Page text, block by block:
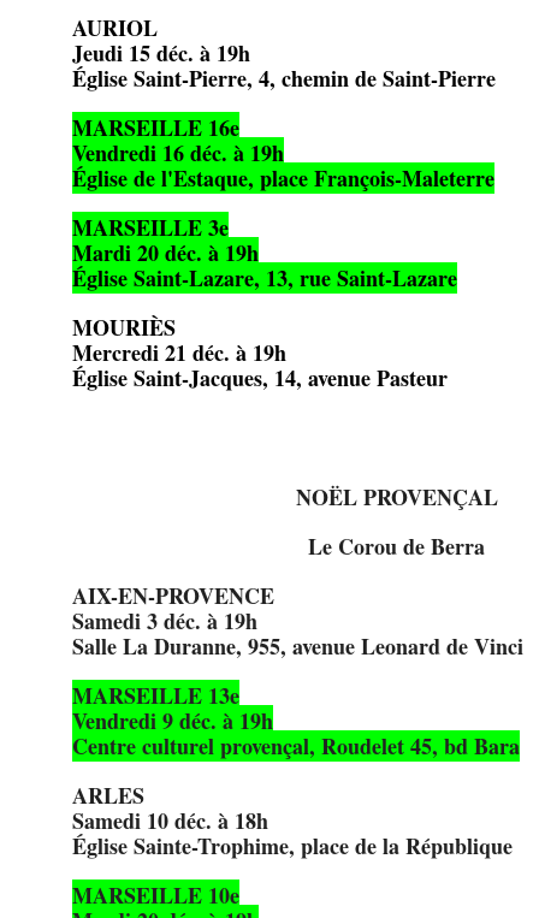
AURIOL
Jeudi 15 déc. à 19h
Église Saint-Pierre, 4, chemin de Saint-Pierre
MARSEILLE 16e
Vendredi 16 déc. à 19h
Église de l'Estaque, place François-Maleterre
MARSEILLE 3e
Mardi 20 déc. à 19h
Église Saint-Lazare, 13, rue Saint-Lazare
MOURIÈS
Mercredi 21 déc. à 19h
Église Saint-Jacques, 14, avenue Pasteur
NOËL PROVENÇAL
Le Corou de Berra
AIX-EN-PROVENCE
Samedi 3 déc. à 19h
Salle La Duranne, 955, avenue Leonard de Vinci
MARSEILLE 13e
Vendredi 9 déc. à 19h
Centre culturel provençal, Roudelet 45, bd Bara
ARLES
Samedi 10 déc. à 18h
Église Sainte-Trophime, place de la République
MARSEILLE 10e